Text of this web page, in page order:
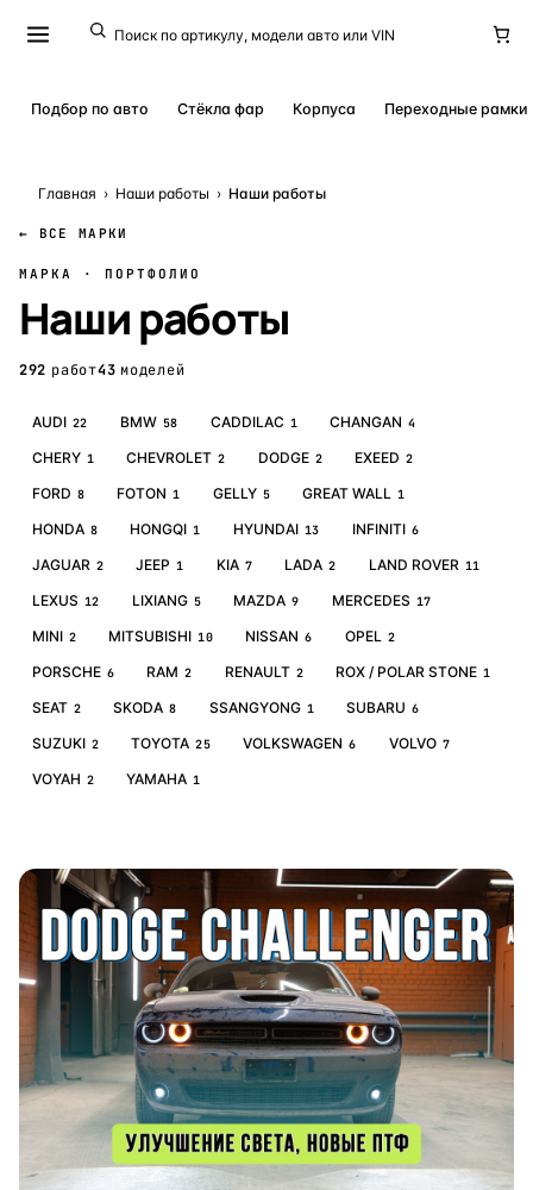
Подбор по авто Стёкла фар Корпуса Переходные рамки
Главная › Наши работы › Наши работы
← ВСЕ МАРКИ
МАРКА · ПОРТФОЛИО
Наши работы
292 работ43 моделей
AUDI 22 BMW 58 CADDILAC 1 CHANGAN 4
CHERY 1 CHEVROLET 2 DODGE 2 EXEED 2
FORD 8 FOTON 1 GELLY 5 GREAT WALL 1
HONDA 8 HONGQI 1 HYUNDAI 13 INFINITI 6
JAGUAR 2 JEEP 1 KIA 7 LADA 2 LAND ROVER 11
LEXUS 12 LIXIANG 5 MAZDA 9 MERCEDES 17
MINI 2 MITSUBISHI 10 NISSAN 6 OPEL 2
PORSCHE 6 RAM 2 RENAULT 2 ROX / POLAR STONE 1
SEAT 2 SKODA 8 SSANGYONG 1 SUBARU 6
SUZUKI 2 TOYOTA 25 VOLKSWAGEN 6 VOLVO 7
VOYAH 2 YAMAHA 1